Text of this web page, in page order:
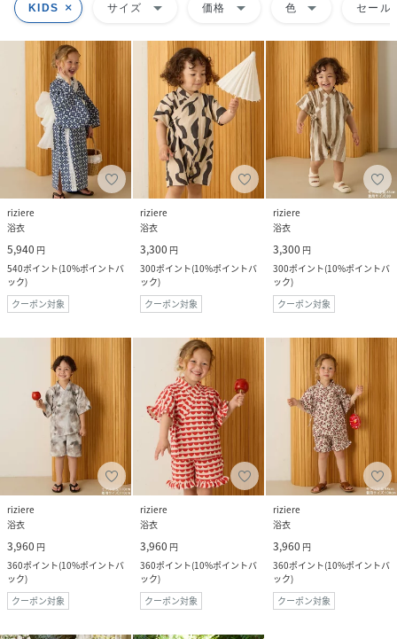
KIDS サイズ arrow_drop_down 価格 arrow_drop_down 色 arrow_drop_down セール
riziere
浴衣
5,940 円
540ポイント(10%ポイントバ
ック)
クーポン対象
riziere
浴衣
3,300 円
300ポイント(10%ポイントバ
ック)
クーポン対象
riziere
浴衣
3,300 円
300ポイント(10%ポイントバ
ック)
クーポン対象
riziere
浴衣
3,960 円
360ポイント(10%ポイントバ
ック)
クーポン対象
riziere
浴衣
3,960 円
360ポイント(10%ポイントバ
ック)
クーポン対象
riziere
浴衣
3,960 円
360ポイント(10%ポイントバ
ック)
クーポン対象